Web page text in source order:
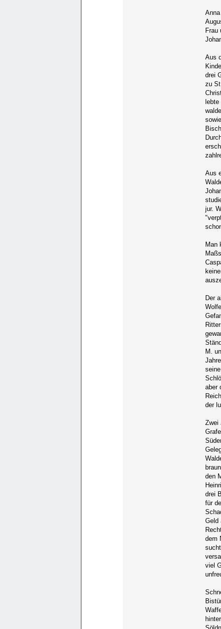
Frau
Aus
drei
zu
Aus
jur.
Man
Der
M.
aber
der
Zwei
den
drei
für
Geld
dem
viel